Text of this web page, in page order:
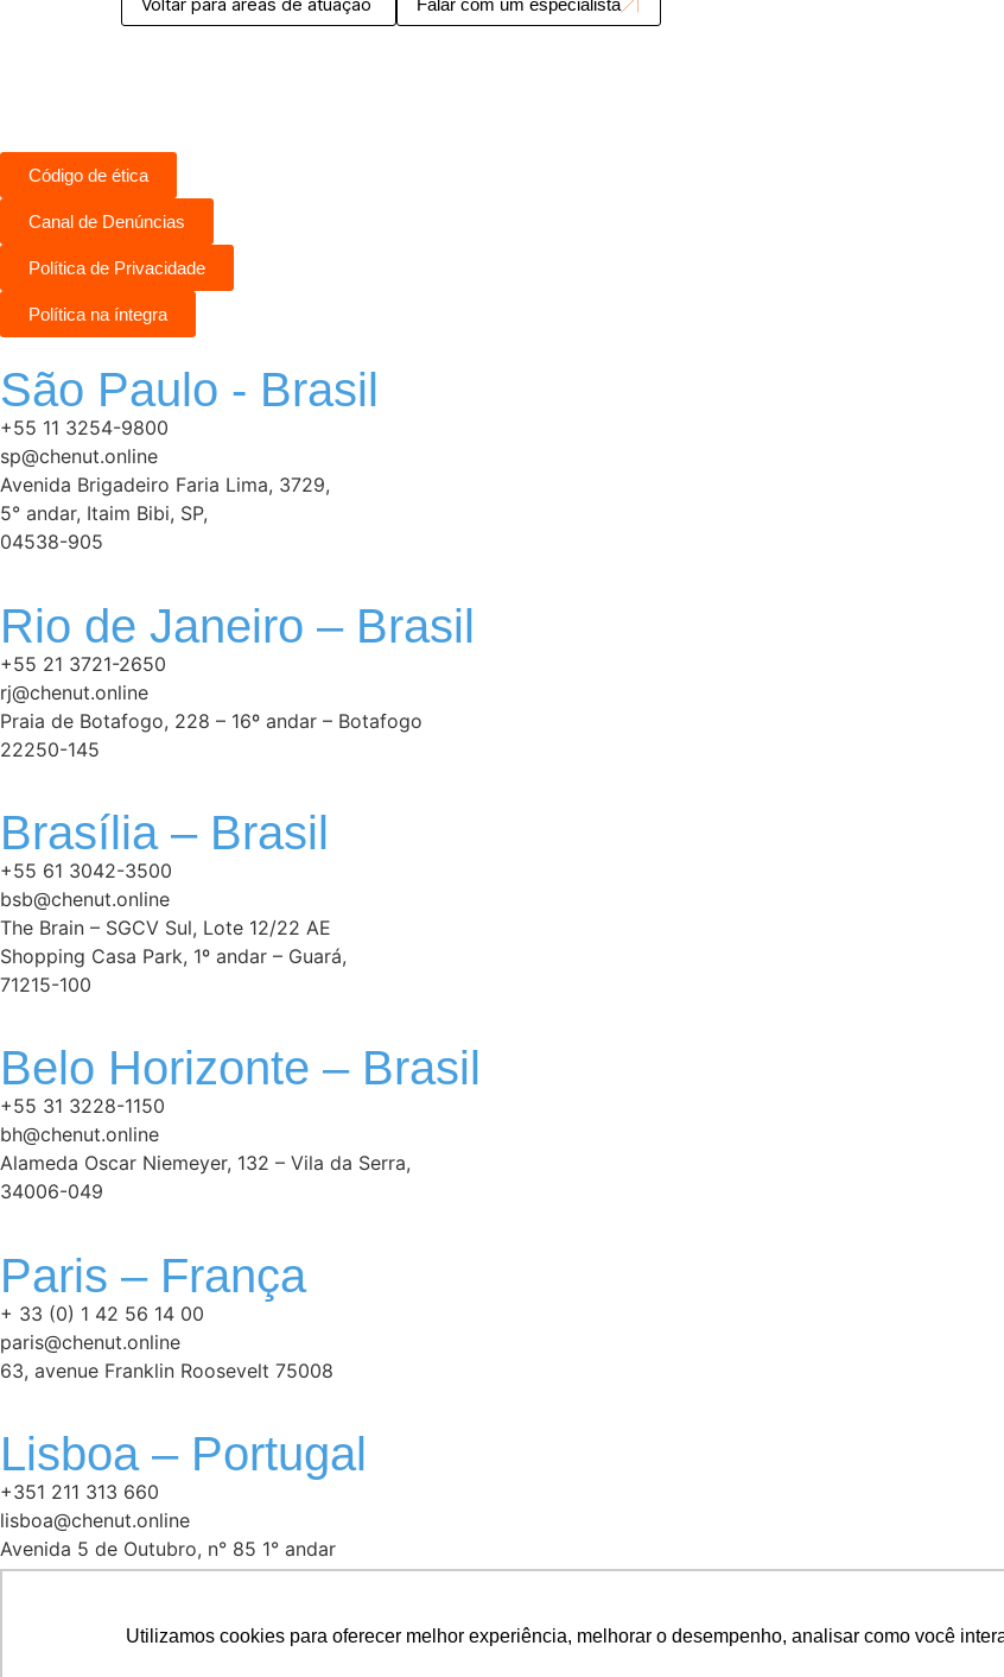
Utilizamos cookies para oferecer melhor experiência, melhorar o desempenho, analisar como você
Falar com um especialista
Código de ética
Canal de Denúncias
Política de Privacidade
Política na íntegra
São Paulo - Brasil
+55 11 3254-9800
sp@chenut.online
Avenida Brigadeiro Faria Lima, 3729,
5° andar, Itaim Bibi, SP,
04538-905
Rio de Janeiro – Brasil
+55 21 3721-2650
rj@chenut.online
Praia de Botafogo, 228 – 16º andar – Botafogo
22250-145
Brasília – Brasil
+55 61 3042-3500
bsb@chenut.online
The Brain – SGCV Sul, Lote 12/22 AE
Shopping Casa Park, 1º andar – Guará,
71215-100
Belo Horizonte – Brasil
+55 31 3228-1150
bh@chenut.online
Alameda Oscar Niemeyer, 132 – Vila da Serra,
34006-049
Paris – França
+ 33 (0) 1 42 56 14 00
paris@chenut.online
63, avenue Franklin Roosevelt 75008
Lisboa – Portugal
+351 211 313 660
lisboa@chenut.online
Avenida 5 de Outubro, n° 85 1° andar
1050-050